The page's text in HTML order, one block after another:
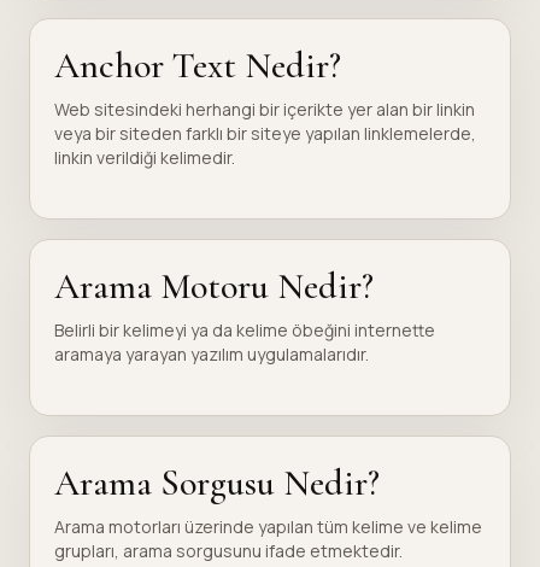
Anchor Text Nedir?
Web sitesindeki herhangi bir içerikte yer alan bir linkin
veya bir siteden farklı bir siteye yapılan linklemelerde,
linkin verildiği kelimedir.
Arama Motoru Nedir?
Belirli bir kelimeyi ya da kelime öbeğini internette
aramaya yarayan yazılım uygulamalarıdır.
Arama Sorgusu Nedir?
Arama motorları üzerinde yapılan tüm kelime ve kelime
grupları, arama sorgusunu ifade etmektedir.